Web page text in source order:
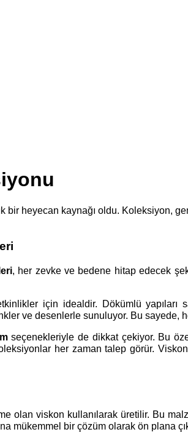
bir heyecan kaynağı oldu. Koleksiyon,
, her zevke ve bedene hitap edecek
için idealdir. Dökümlü
ve desenlerle sunuluyor. Bu sayede,
seçenekleriyle de dikkat çekiyor. Bu
her zaman talep görür.
olan viskon kullanılarak üretilir. Bu
mükemmel bir çözüm olarak ön plana